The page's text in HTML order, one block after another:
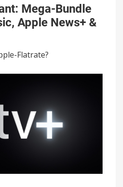
Mega-Bundle
Apple News+ &
Flatrate?